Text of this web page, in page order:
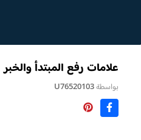
علامات رفع المبتدأ والخبر
بواسطةU76520103